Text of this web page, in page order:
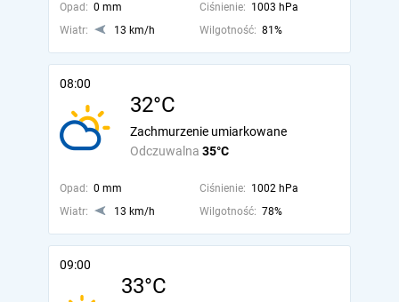
Opad: 0 mm Ciśnienie: 1003 hPa
Wiatr:
13 km/h Wilgotność: 81%
08:00
32°C
Odczuwalna 35°C
Zachmurzenie umiarkowane
Opad: 0 mm Ciśnienie: 1002 hPa
Wiatr:
13 km/h Wilgotność: 78%
09:00
33°C